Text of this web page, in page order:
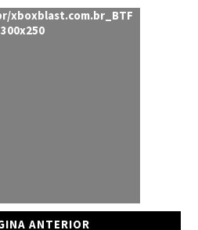
xboxblast.com.br_BTF
300x250
ANTERIOR